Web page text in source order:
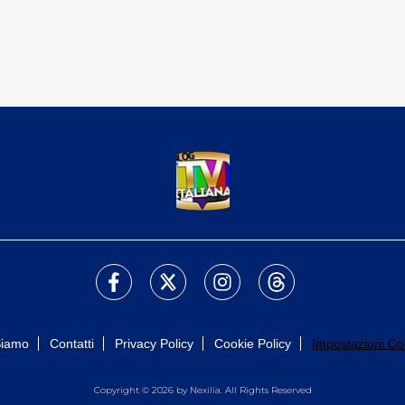
Contatti Privacy Policy Cookie Policy Impostazioni
Copyright © 2026 by Nexilia. All Rights Reserved